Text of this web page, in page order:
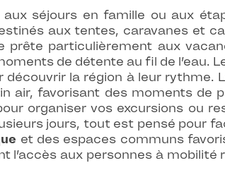
séjours en famille ou aux
aux tentes, caravanes et
prête particulièrement aux
de détente au fil de l’eau.
la région à leur rythme.
air, favorisant des moments de
organiser vos excursions ou
jours, tout est pensé pour
et des espaces communs
aux personnes à mobilité